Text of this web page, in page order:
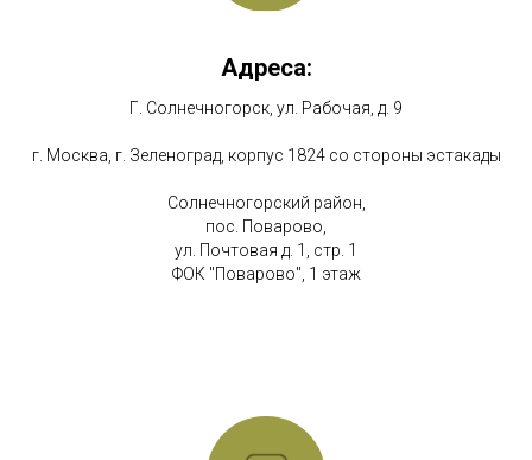
Адреса:
Г. Солнечногорск, ул. Рабочая, д. 9
г. Москва, г. Зеленоград, корпус 1824 со стороны эстакады
Солнечногорский район,
пос. Поварово,
ул. Почтовая д. 1, стр. 1
ФОК "Поварово", 1 этаж